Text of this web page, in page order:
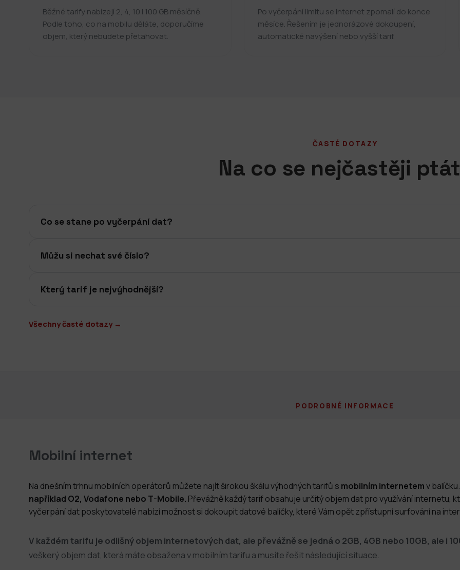
Běžné tarify nabízejí 2, 4, 10 i 100 GB měsíčně.
Podle toho, co na mobilu děláte, doporučíme
objem, který nebudete přetahovat.
Po vyčerpání limitu se internet zpomalí do konce
měsíce. Řešením je jednorázové dokoupení,
automatické navýšení nebo vyšší tarif.
ČASTÉ DOTAZY
Na co se nejčastěji
Co se stane po vyčerpání dat?
Můžu si nechat své číslo?
Který tarif je nejvýhodnější?
Všechny časté dotazy →
PODROBNÉ INFORMACE
Mobilní internet
Na dnešním trhnu mobilních operátorů můžete najít širokou škálu výhodných tarifů s mobilním internetemv
například O2, Vodafone nebo T-Mobile. Převážně každý tarif obsahuje určitý objem dat pro využívání
vyčerpání dat poskytovatelé nabízí možnost si dokoupit datové balíčky, které Vám opět zpřístupní surfování na
V každém tarifu je odlišný objem internetových dat, ale převážně se jedná o 2GB, 4GB nebo 10GB, ale i
veškerý objem dat, která máte obsažena v mobilním tarifu a musíte řešit následující situace.